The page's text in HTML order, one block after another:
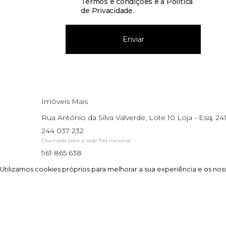
Utilizamos cookies próprios para melhorar a sua experiência e os
de Privacidade.
Enviar
Imóveis Mais
Rua António da Silva Valverde, Lote 10 Loja - Esq,
244 037 232
Chamada para a rede fixa nacional
961 865 638
AMI: 17195
Centro de
Utilizamos cookies próprios para melhorar a sua experiência e os